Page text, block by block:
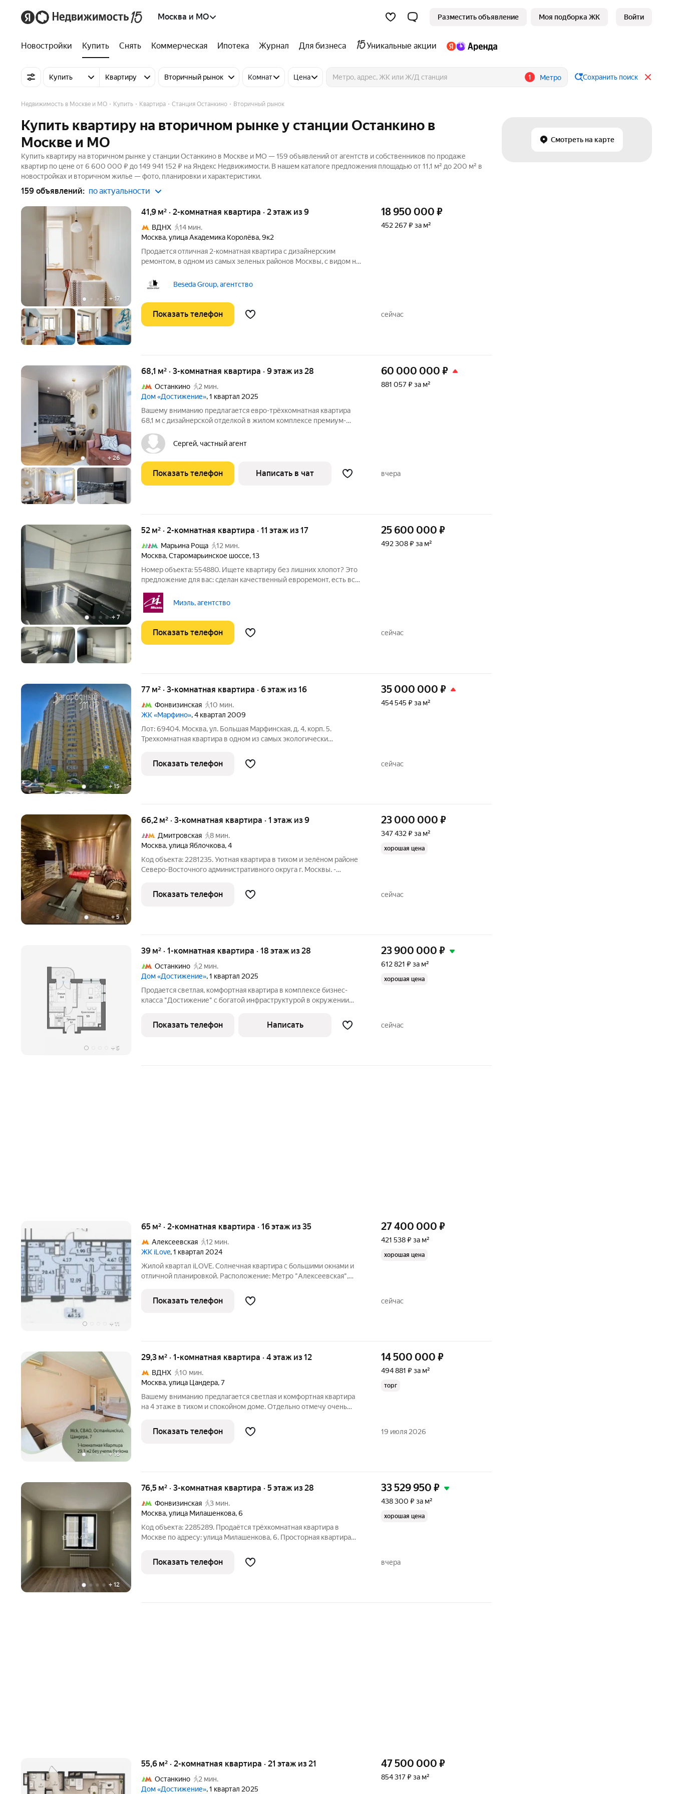
Москва и МО Разместить объявление Моя подборка ЖК Войти
Новостройки Купить Снять Коммерческая Ипотека Журнал Для бизнеса Уникальные акции
Купить Квартиру Вторичный рынок Комнат Цена 1 Метро Сохранить поиск
Смотреть на карте
Недвижимость в Москве и МО Купить Квартира Станция Останкино Вторичный рынок
Купить квартиру на вторичном рынке у станции Останкино в
Москве и МО
Купить квартиру на вторичном рынке у станции Останкино в Москве и МО — 159 объявлений от агентств и собственников по продаже
квартир по цене от 6 600 000 ₽ до 149 941 152 ₽ на Яндекс Недвижимости. В нашем каталоге предложения площадью от 11,1 м² до 200 м² в
новостройках и вторичном жилье — фото, планировки и характеристики.
159 объявлений: по актуальности
+17
41,9 м² · 2-комнатная квартира · 2 этаж из 9
ВДНХ
14 мин.
Москва,улица Академика Королёва,9к2
Продается отличная 2-комнатная квартира с дизайнерским
ремонтом, в одном из самых зеленых районов Москвы, с видом на
выход на сделку. Квартира продается по договору купли-продажи.
Два взрослых
Beseda Group, агентство
18 950 000 ₽
452 267 ₽ за м²
Показать телефон сейчас
+ 26
68,1 м² · 3-комнатная квартира · 9 этаж из 28
Останкино
2 мин.
Дом «Достижение», 1 квартал 2025
Вашему вниманию предлагается евро-трёхкомнатная квартира
68,1 м с дизайнерской отделкой в жилом комплексе премиум-
пространство современной комфортной жизни. Формат «Заезжай
и живи». Квартира, в
Сергей, частный агент
60 000 000 ₽
881 057 ₽ за м²
Показать телефон Написать в чат вчера
+ 7
52 м² · 2-комнатная квартира · 11 этаж из 17
Марьина Роща
12 мин.
Москва,Старомарьинское шоссе,13
Номер объекта: 554880. Ищете квартиру без лишних хлопот? Это
предложение для вас: сделан качественный евроремонт, есть вся
Миэль, агентство
25 600 000 ₽
492 308 ₽ за м²
Показать телефон сейчас
+15
77 м² · 3-комнатная квартира · 6 этаж из 16
Фонвизинская
10 мин.
ЖК «Марфино», 4 квартал 2009
Лот: 69404. Москва, ул. Большая Марфинская, д. 4, корп. 5.
Трехкомнатная квартира в одном из самых экологически
одна из спален выходят на западную сторону. Вторая спальня с
большой
35 000 000 ₽
454 545 ₽ за м²
Показать телефон сейчас
+5
66,2 м² · 3-комнатная квартира · 1 этаж из 9
Дмитровская
8 мин.
Москва,улица Яблочкова,4
Код объекта: 2281235. Уютная квартира в тихом и зелёном районе
Северо-Восточного административного округа г. Москвы. -
трёхкомнатная квартира с большой лоджией. - Добротное жильё
для спокойной семейной
23 000 000 ₽
347 432 ₽ за м²
хорошая цена
Показать телефон сейчас
+ 5
39 м² · 1-комнатная квартира · 18 этаж из 28
Останкино
2 мин.
Дом «Достижение», 1 квартал 2025
Продается светлая, комфортная квартира в комплексе бизнес-
класса "Достижение" с богатой инфраструктурой в окружении
широкоформатных окна высотой 2,2 метра, выходящих на 2
стороны,
23 900 000 ₽
612 821 ₽ за м²
хорошая цена
Показать телефон Написать сейчас
+ 11
65 м² · 2-комнатная квартира · 16 этаж из 35
Алексеевская
12 мин.
ЖК iLove, 1 квартал 2024
Жилой квартал iLOVE. Солнечная квартира с большими окнами и
отличной планировкой. Расположение: Метро "Алексеевская",
Останкинский, Сокольники, Звёздный бульвар, Вднх,
Ботанический сад.
27 400 000 ₽
421 538 ₽ за м²
хорошая цена
Показать телефон сейчас
+16
29,3 м² · 1-комнатная квартира · 4 этаж из 12
ВДНХ
10 мин.
Москва,улица Цандера,7
Вашему вниманию предлагается светлая и комфортная квартира
на 4 этаже в тихом и спокойном доме. Отдельно отмечу очень
гармонии. Квартира находится в живописном районе Останкино,
всего в
14 500 000 ₽
494 881 ₽ за м²
торг
Показать телефон 19 июля 2026
+ 12
76,5 м² · 3-комнатная квартира · 5 этаж из 28
Фонвизинская
3 мин.
Москва,улица Милашенкова,6
Код объекта: 2285289. Продаётся трёхкомнатная квартира в
Москве по адресу: улица Милашенкова, 6. Просторная квартира
построенного из монолитного материала в 2025 году.
Изолированные комнаты (14,3
33 529 950 ₽
438 300 ₽ за м²
хорошая цена
Показать телефон вчера
55,6 м² · 2-комнатная квартира · 21 этаж из 21
Останкино
2 мин.
Дом «Достижение», 1 квартал 2025
47 500 000 ₽
854 317 ₽ за м²